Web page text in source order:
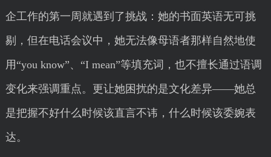
企工作的第一周就遇到了挑战：她的书面英语无可挑
剔，但在电话会议中，她无法像母语者那样自然地使
用“you know”、“I mean”等填充词，也不擅长通过语调
变化来强调重点。更让她困扰的是文化差异——她总
是把握不好什么时候该直言不讳，什么时候该委婉表
达。